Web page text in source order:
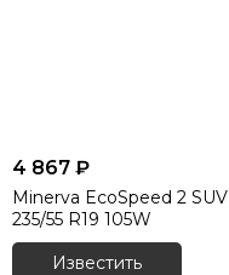
4 867 ₽
Minerva EcoSpeed 2 SUV
235/55 R19 105W
Известить